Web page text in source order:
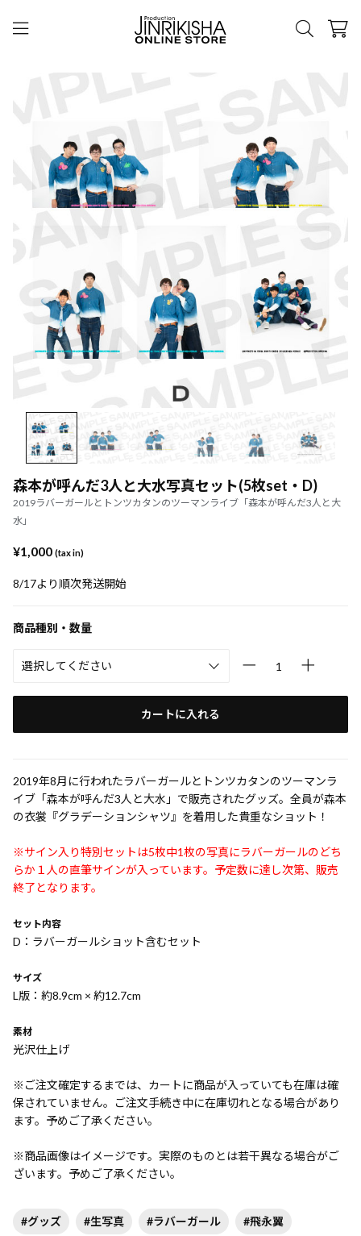
森本が呼んだ3人と大水写真セット(5枚set・D)
2019ラバーガールとトンツカタンのツーマンライブ「森本が呼んだ3人と大
水」
¥1,000 (tax in)
8/17より順次発送開始
商品種別・数量
カートに入れる
2019年8月に行われたラバーガールとトンツカタンのツーマンラ
イブ「森本が呼んだ3人と大水」で販売されたグッズ。全員が森本
の衣裳『グラデーションシャツ』を着用した貴重なショット！
※サイン入り特別セットは5枚中1枚の写真にラバーガールのどち
らか１人の直筆サインが入っています。予定数に達し次第、販売
終了となります。
セット内容
D：ラバーガールショット含むセット
サイズ
L版：約8.9cm × 約12.7cm
素材
光沢仕上げ
※ご注文確定するまでは、カートに商品が入っていても在庫は確
保されていません。ご注文手続き中に在庫切れとなる場合があり
ます。予めご了承ください。
※商品画像はイメージです。実際のものとは若干異なる場合がご
ざいます。予めご了承ください。
#グッズ #生写真 #ラバーガール #飛永翼